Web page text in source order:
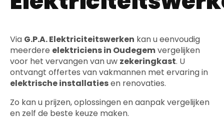
Via G.P.A. Elektriciteitswerken kan u eenvoudig
meerdere elektriciens in Oudegemvergelijken
voor het vervangen van uw zekeringkast. U
ontvangt offertes van vakmannen met ervaring in
elektrische installatiesen renovaties.
Zo kan u prijzen, oplossingen en aanpak vergelijken
en zelf de beste keuze maken.